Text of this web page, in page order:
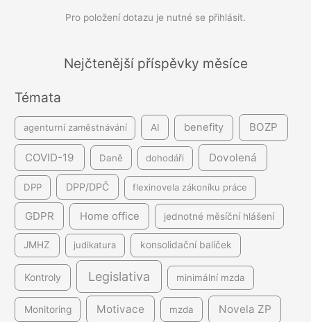
í
Pro položení dotazu je nutné se přihlásit.
Nejčtenější příspěvky měsíce
Témata
agenturní zaměstnávání AI benefity BOZP
COVID-19 Daně dohodáři Dovolená
DPP DPP/DPČ flexinovela zákoníku práce
GDPR Home office jednotné měsíční hlášení
JMHZ judikatura konsolidační balíček
Kontroly Legislativa minimální mzda
Monitoring Motivace mzda Novela ZP